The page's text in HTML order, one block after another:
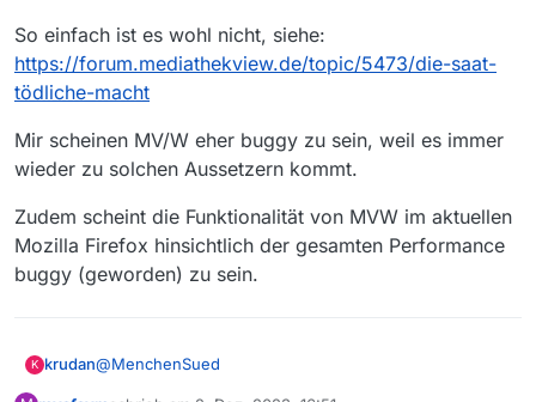
und ggf. den Knopf wie vorher auf “Die
Filmliste automatisch laden” setzen, damit
künftige Listen automatisch geladen werden.
Es kann aber auch sein, dass die Filme in Kürze
So einfach ist es wohl nicht, siehe:
https://forum.mediathekview.de/topic/5473/die-saat-
tödliche-macht
Mir scheinen MV/W eher buggy zu sein, weil es immer
wieder zu solchen Aussetzern kommt.
Zudem scheint die Funktionalität von MVW im aktuellen
Mozilla Firefox hinsichtlich der gesamten Performance
buggy (geworden) zu sein.
K krudan@MenchenSued